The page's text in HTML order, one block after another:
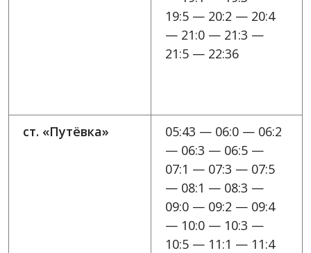
19:5 — 20:2 — 20:4
— 21:0 — 21:3 —
21:5 — 22:36
ст. «Путёвка»
05:43 — 06:0 — 06:2
— 06:3 — 06:5 —
07:1 — 07:3 — 07:5
— 08:1 — 08:3 —
09:0 — 09:2 — 09:4
— 10:0 — 10:3 —
10:5 — 11:1 — 11:4